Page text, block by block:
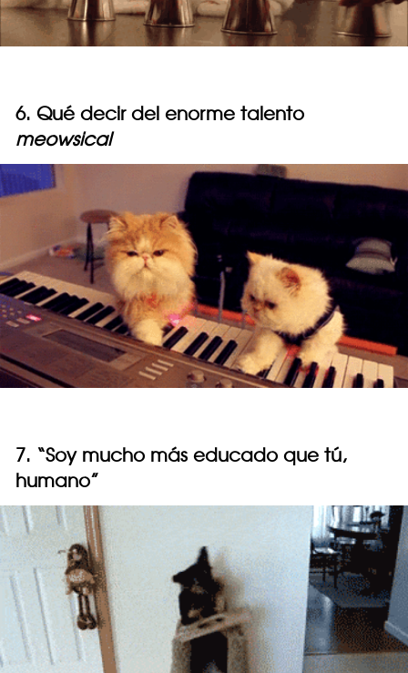
6. Qué decir del enorme talento
meowsical
7. “Soy mucho más educado que tú,
humano”